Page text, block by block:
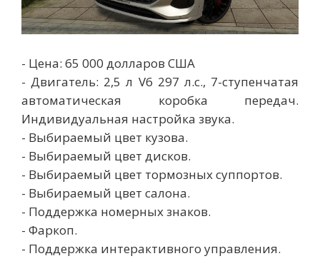
- Цена: 65 000 долларов США
- Двигатель: 2,5 л V6 297 л.с., 7-ступенчатая
автоматическая коробка передач.
Индивидуальная настройка звука.
- Выбираемый цвет кузова.
- Выбираемый цвет дисков.
- Выбираемый цвет тормозных суппортов.
- Выбираемый цвет салона.
- Поддержка номерных знаков.
- Фаркоп.
- Поддержка интерактивного управления.